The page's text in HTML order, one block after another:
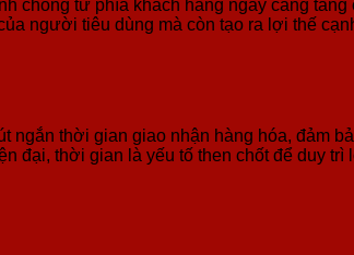
chóng từ phía khách hàng ngày càng
người tiêu dùng mà còn tạo ra lợi thế
ngắn thời gian giao nhận hàng hóa, đảm
đại, thời gian là yếu tố then chốt để duy